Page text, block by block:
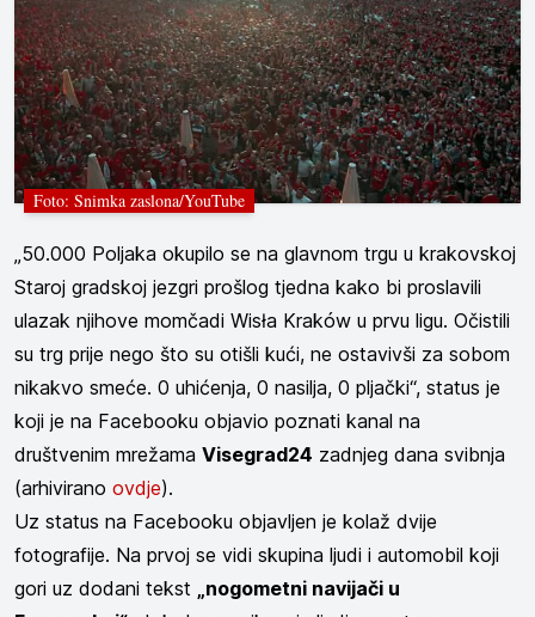
Foto: Snimka zaslona/YouTube
„50.000 Poljaka okupilo se na glavnom trgu u krakovskoj
Staroj gradskoj jezgri prošlog tjedna kako bi proslavili
ulazak njihove momčadi Wisła Kraków u prvu ligu. Očistili
su trg prije nego što su otišli kući, ne ostavivši za sobom
nikakvo smeće. 0 uhićenja, 0 nasilja, 0 pljački“, status je
koji je na Facebooku objavio poznati kanal na
društvenim mrežama Visegrad24 zadnjeg dana svibnja
(arhivirano ovdje).
Uz status na Facebooku objavljen je kolaž dvije
fotografije. Na prvoj se vidi skupina ljudi i automobil koji
gori uz dodani tekst
„nogometni navijači u